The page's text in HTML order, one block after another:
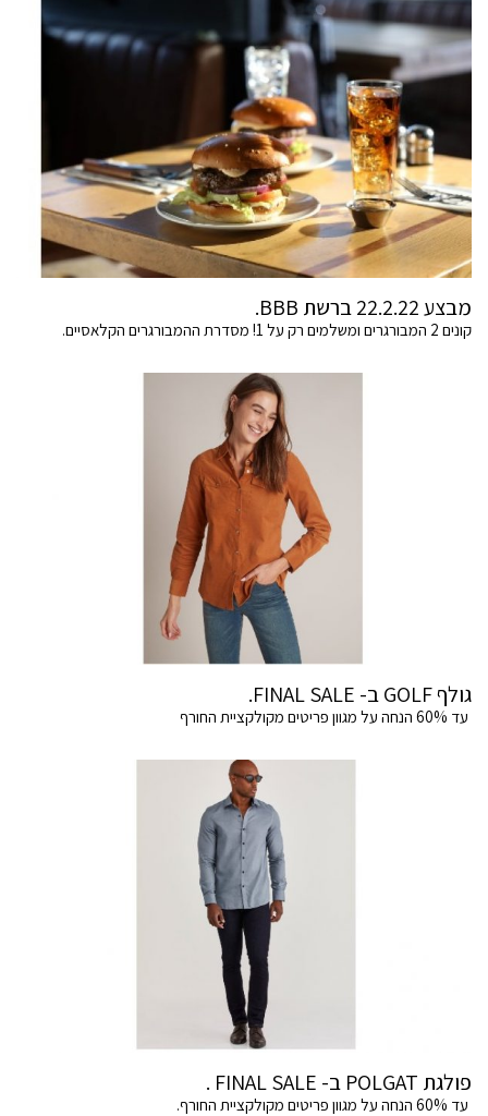
מבצע 22.2.22 ברשת BBB.
קונים 2 המבורגרים ומשלמים רק על 1! מסדרת ההמבורגרים הקלאסיים.
גולף GOLF ב- FINAL SALE.
עד 60% הנחה על מגוון פריטים מקולקציית החורף
פולגת POLGAT ב- FINAL SALE .
עד 60% הנחה על מגוון פריטים מקולקציית החורף.